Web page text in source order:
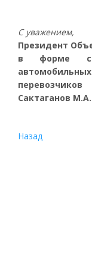
С уважением,
Президент
в форме
автомобильных
Сактаганов М.А.
Назад